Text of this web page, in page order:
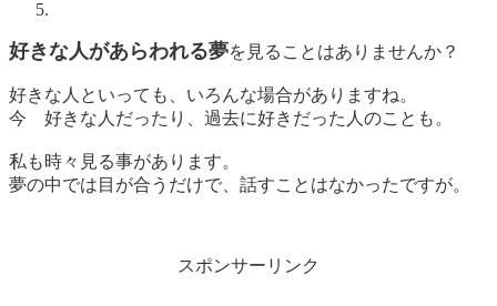
好きな人があらわれる夢を見ることはありませんか？
好きな人といっても、いろんな場合がありますね。
今 好きな人だったり、過去に好きだった人のことも。
私も時々見る事があります。
夢の中では目が合うだけで、話すことはなかったですが。
スポンサーリンク